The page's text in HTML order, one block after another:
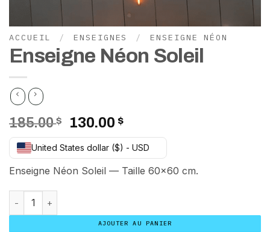
ACCUEIL / ENSEIGNES / ENSEIGNE NÉON
Enseigne Néon Soleil
185.00$
Le
prix
initial
était :
185.00 $.
130.00 $Le
prix
actuel
est :
130.00 $.
United States dollar ($) - USD
Enseigne Néon Soleil — Taille 60×60 cm.
quantité de Enseigne Néon Soleil
AJOUTER AU PANIER